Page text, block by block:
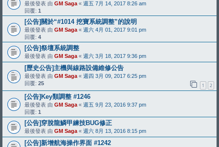
最後發表 由 GM Saga « 週五 7月 14, 2017 8:26 am
回覆: 1
[公告]關於“#1014 挖寶系統調整”的說明
最後發表 由 GM Saga « 週六 4月 01, 2017 9:01 pm
回覆: 4
[公告]祭壇系統調整
最後發表 由 GM Saga « 週六 3月 18, 2017 9:36 pm
[歷史公告]主機與線路設備維修公告
最後發表 由 GM Saga « 週四 3月 09, 2017 6:25 pm
回覆: 25 1 2
[公告]Key類調整 #1246
最後發表 由 GM Saga « 週五 9月 23, 2016 9:37 pm
回覆: 1
[公告]穿脫龍鱗甲練技BUG修正
最後發表 由 GM Saga « 週六 8月 13, 2016 8:15 pm
[公告]新增航海操作界面 #1242